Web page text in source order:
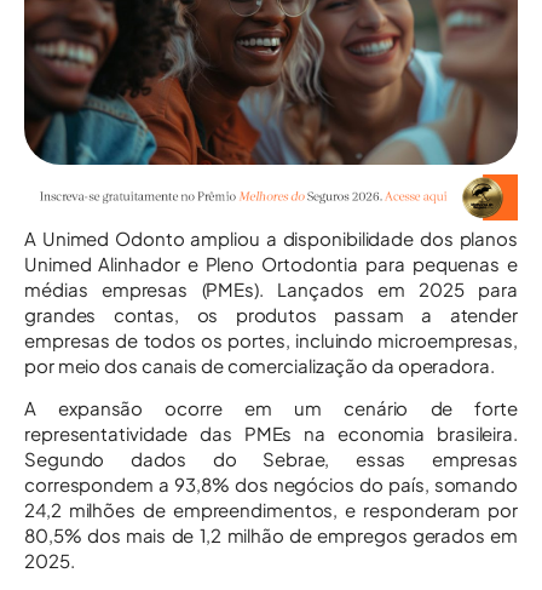
A Unimed Odonto ampliou a disponibilidade dos planos
Unimed Alinhador e Pleno Ortodontia para pequenas e
médias empresas (PMEs). Lançados em 2025 para
grandes contas, os produtos passam a atender
empresas de todos os portes, incluindo microempresas,
por meio dos canais de comercialização da operadora.
A expansão ocorre em um cenário de forte
representatividade das PMEs na economia brasileira.
Segundo dados do Sebrae, essas empresas
correspondem a 93,8% dos negócios do país, somando
24,2 milhões de empreendimentos, e responderam por
80,5% dos mais de 1,2 milhão de empregos gerados em
2025.